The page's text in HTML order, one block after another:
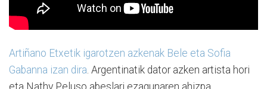
Artiñano Etxetik igarotzen azkenak Bele eta Sofia
Gabanna izan dira. Argentinatik dator azken artista hori